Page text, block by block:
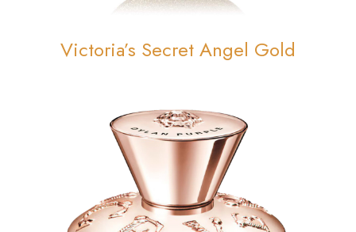
Victoria’s Secret Angel Gold